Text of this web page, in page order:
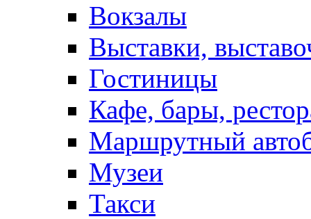
Вокзалы
Выставки,
Гостиницы
Кафе, бары,
Маршрутный
Музеи
Такси